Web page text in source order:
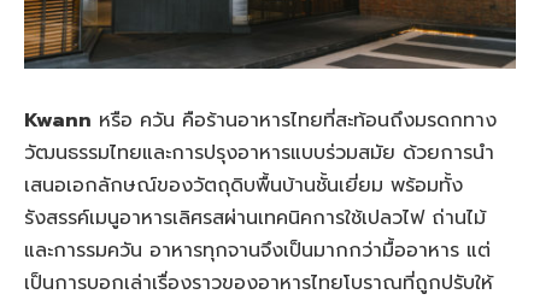
Kwann หรือ ควัน คือร้านอาหารไทยที่สะท้อนถึงมรดกทาง
วัฒนธรรมไทยและการปรุงอาหารแบบร่วมสมัย ด้วยการนำ
เสนอเอกลักษณ์ของวัตถุดิบพื้นบ้านชั้นเยี่ยม พร้อมทั้ง
รังสรรค์เมนูอาหารเลิศรสผ่านเทคนิคการใช้เปลวไฟ ถ่านไม้
และการรมควัน อาหารทุกจานจึงเป็นมากกว่ามื้ออาหาร แต่
เป็นการบอกเล่าเรื่องราวของอาหารไทยโบราณที่ถูกปรับให้